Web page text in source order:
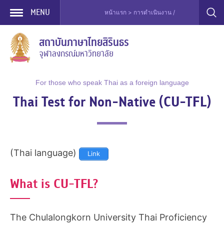
Skip
content
MENU หน้าแรก > การดำเนินงาน / การบริการ > การ
สถาบันภาษาไทยสิรินธร
จุฬาลงกรณ์มหาวิทยาลัย
For those who speak Thai as a foreign language
Thai Test for Non-Native (CU-TFL)
(Thai language) Link
What is CU-TFL?
The Chulalongkorn University Thai Proficiency